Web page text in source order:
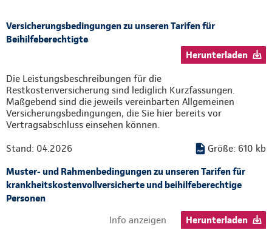
Versicherungsbedingungen zu unseren Tarifen für
Beihilfeberechtigte
Herunterladen
Die Leistungsbeschreibungen für die
Restkostenversicherung sind lediglich Kurzfassungen.
Maßgebend sind die jeweils vereinbarten Allgemeinen
Versicherungsbedingungen, die Sie hier bereits vor
Vertragsabschluss einsehen können.
Stand: 04.2026
Größe: 610 kb
Muster- und Rahmenbedingungen zu unseren Tarifen für
krankheitskostenvollversicherte und beihilfeberechtige
Personen
Info anzeigen
Herunterladen